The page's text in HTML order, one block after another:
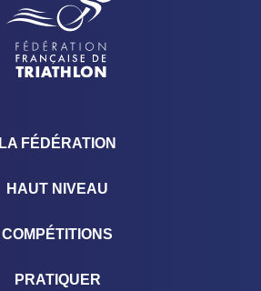
LA FÉDÉRATION
HAUT NIVEAU
COMPÉTITIONS
PRATIQUER